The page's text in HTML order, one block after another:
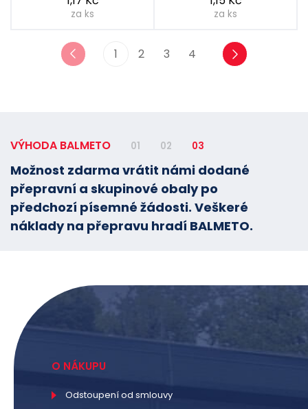
za ks za ks
1 2 3 4
VÝHODA BALMETO 01 02 03
Možnost zdarma vrátit námi dodané
přepravní a skupinové obaly po
předchozí písemné žádosti. Veškeré
náklady na přepravu hradí BALMETO.
O NÁKUPU
Odstoupení od smlouvy